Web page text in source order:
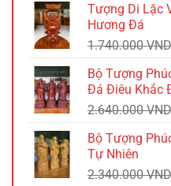
Tượng Di Lặc
Hương Đá
1.740.000VND
Bộ Tượng
Đá Điêu Khắc
2.640.000VND
Bộ Tượng
Tự Nhiên
2.340.000VND